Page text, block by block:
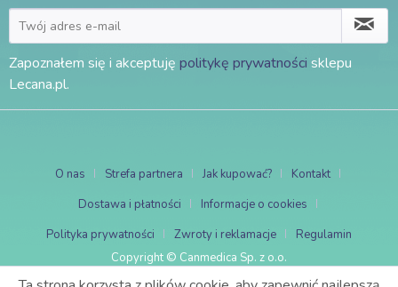
Zapoznałem się i akceptuję politykę prywatności sklepu
Lecana.pl.
O nas Strefa partnera Jak kupować?
Kontakt
Dostawa i płatności
Informacje o cookies
Polityka prywatności
Zwroty i reklamacje
Regulamin
Copyright © Canmedica Sp. z o.o.